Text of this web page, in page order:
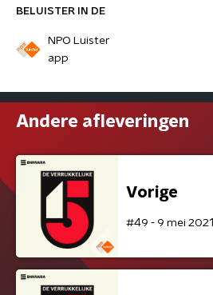
BELUISTER IN DE
NPO Luister
app
Andere afleveringen
Vorige
#49 - 9 mei 2021